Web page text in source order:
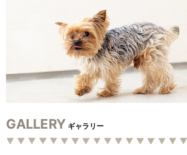
GALLERY ギャラリー